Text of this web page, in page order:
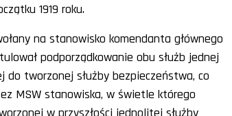
1919 roku.
na stanowisko komendanta głównego
podporządkowanie obu służb jednej
do tworzonej służby bezpieczeństwa, co
MSW stanowiska, w świetle którego
w przyszłości jednolitej służby